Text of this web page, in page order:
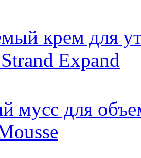
крем для
Expand
мусс для